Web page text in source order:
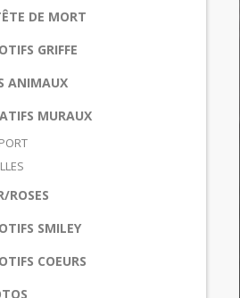
DE MORT
GRIFFE
ANIMAUX
MURAUX
ROSES
SMILEY
COEURS